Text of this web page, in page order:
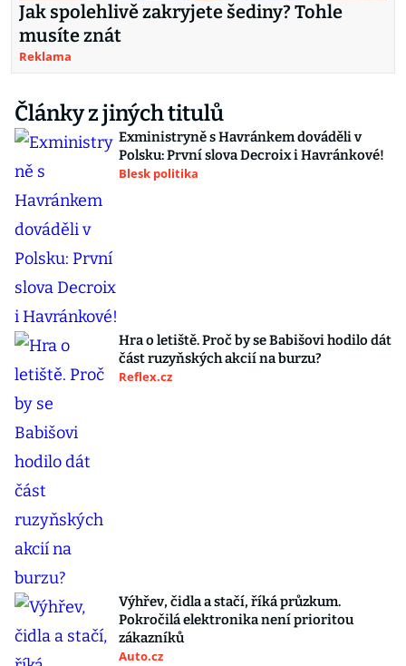
Jak spolehlivě zakryjete šediny? Tohle
musíte znát
Reklama
Články z jiných titulů
Exministryně s Havránkem dováděli v
Polsku: První slova Decroix i Havránkové!
Blesk politika
Hra o letiště. Proč by se Babišovi hodilo dát
část ruzyňských akcií na burzu?
Reflex.cz
Výhřev, čidla a stačí, říká průzkum.
Pokročilá elektronika není prioritou
zákazníků
Auto.cz